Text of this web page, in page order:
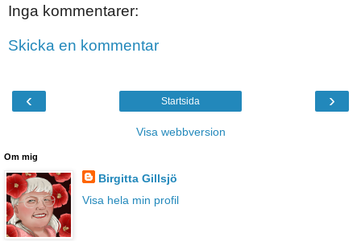
Inga kommentarer:
Skicka en kommentar
‹ ›
Startsida
Visa webbversion
Om mig
Birgitta Gillsjö
Visa hela min profil